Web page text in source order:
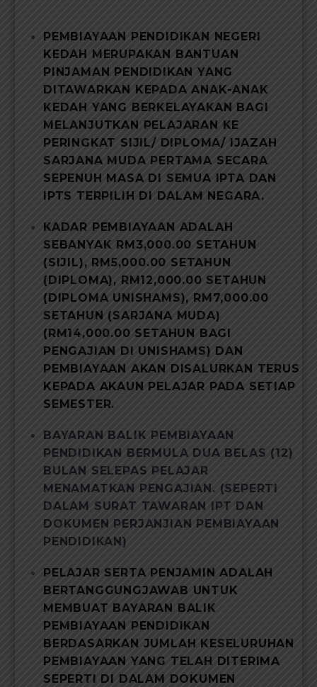
PEMBIAYAAN PENDIDIKAN NEGERI
KEDAH MERUPAKAN BANTUAN
PINJAMAN PENDIDIKAN YANG
DITAWARKAN KEPADA ANAK-ANAK
KEDAH YANG BERKELAYAKAN BAGI
MELANJUTKAN PELAJARAN KE
PERINGKAT SIJIL/ DIPLOMA/ IJAZAH
SARJANA MUDA PERTAMA SECARA
SEPENUH MASA DI SEMUA IPTA DAN
IPTS TERPILIH DI DALAM NEGARA.
KADAR PEMBIAYAAN ADALAH
SEBANYAK RM3,000.00 SETAHUN
(SIJIL), RM5,000.00 SETAHUN
(DIPLOMA), RM12,000.00 SETAHUN
(DIPLOMA UNISHAMS), RM7,000.00
SETAHUN (SARJANA MUDA)
(RM14,000.00 SETAHUN BAGI
PENGAJIAN DI UNISHAMS) DAN
PEMBIAYAAN AKAN DISALURKAN TERUS
KEPADA AKAUN PELAJAR PADA SETIAP
SEMESTER.
BAYARAN BALIK PEMBIAYAAN
PENDIDIKAN BERMULA DUA BELAS (12)
BULAN SELEPAS PELAJAR
MENAMATKAN PENGAJIAN. (SEPERTI
DALAM SURAT TAWARAN IPT DAN
DOKUMEN PERJANJIAN PEMBIAYAAN
PENDIDIKAN)
PELAJAR SERTA PENJAMIN ADALAH
BERTANGGUNGJAWAB UNTUK
MEMBUAT BAYARAN BALIK
PEMBIAYAAN PENDIDIKAN
BERDASARKAN JUMLAH KESELURUHAN
PEMBIAYAAN YANG TELAH DITERIMA
SEPERTI DI DALAM DOKUMEN